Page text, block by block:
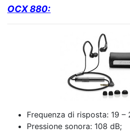
OCX 880:
Frequenza di risposta: 19 –
Pressione sonora: 108 dB;